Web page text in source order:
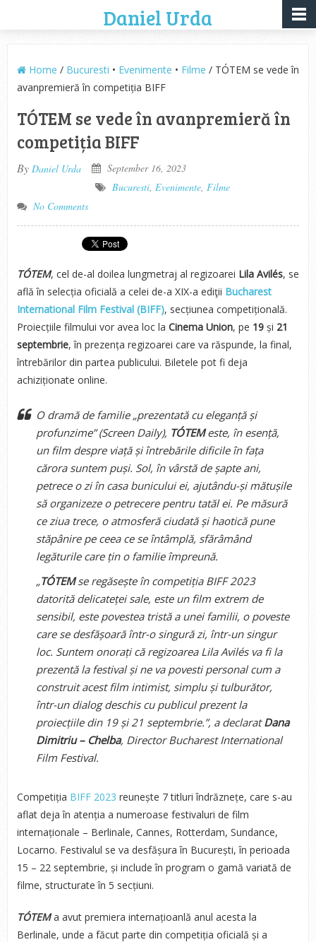
Daniel Urda
Home / Bucuresti • Evenimente • Filme / TÓTEM se vede în
avanpremieră în competiția BIFF
TÓTEM se vede în avanpremieră în
competiția BIFF
By Daniel Urda
September 16, 2023
Bucuresti, Evenimente, Filme
No Comments
TÓTEM, cel de-al doilea lungmetraj al regizoarei Lila Avilés, se
află în selecția oficială a celei de-a XIX-a ediţii Bucharest
International Film Festival (BIFF), secțiunea competițională.
Proiecțiile filmului vor avea loc la Cinema Union, pe 19 și 21
septembrie, în prezența regizoarei care va răspunde, la final,
întrebărilor din partea publicului. Biletele pot fi deja
achiziționate online.
O dramă de familie „prezentată cu eleganță și
profunzime”(Screen Daily), TÓTEMeste, în esență,
un film despre viață și întrebările dificile în fața
cărora suntem puși. Sol, în vârstă de șapte ani,
petrece o zi în casa bunicului ei, ajutându-și mătușile
să organizeze o petrecere pentru tatăl ei. Pe măsură
ce ziua trece, o atmosferă ciudată și haotică pune
stăpânire pe ceea ce se întâmplă, sfărâmând
legăturile care țin o familie împreună.
„TÓTEMse regăsește în competiția BIFF 2023
datorită delicateței sale, este un film extrem de
sensibil, este povestea tristă a unei familii, o poveste
care se desfășoară într-o singură zi, într-un singur
loc. Suntem onorați că regizoarea Lila Avilés va fi la
prezentă la festival și ne va povesti personal cum a
construit acest film intimist, simplu și tulburător,
într-un dialog deschis cu publicul prezent la
proiecțiile din 19 și 21 septembrie.”, a declaratDana
Dimitriu – Chelba, Director Bucharest International
Film Festival.
Competiția BIFF 2023 reunește 7 titluri îndrăznețe, care s-au
aflat deja în atenția a numeroase festivaluri de film
internaționale – Berlinale, Cannes, Rotterdam, Sundance,
Locarno. Festivalul se va desfășura în București, în perioada
15 – 22 septembrie, și include în program o gamă variată de
filme, structurate în 5 secțiuni.
TÓTEMa avut premiera internațioanlă anul acesta la
Berlinale, unde a făcut parte din competiția oficială și a